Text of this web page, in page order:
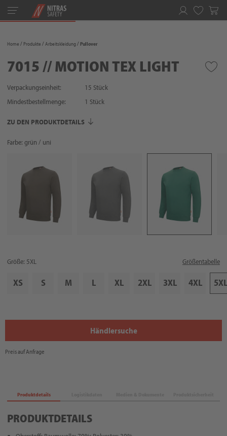
Toggle
navigation
Home Produkte Arbeitskleidung Pullover
7015 // MOTION TEX LIGHT
Verpackungseinheit:
15 Stück
Mindestbestellmenge:
1 Stück
ZU DEN PRODUKTDETAILS
Farbe: grün / uni
Größe: 5XL Größentabelle
XS S M L XL 2XL 3XL 4XL 5XL
Händlersuche
Preis auf Anfrage
Produktdetails
PRODUKTDETAILS